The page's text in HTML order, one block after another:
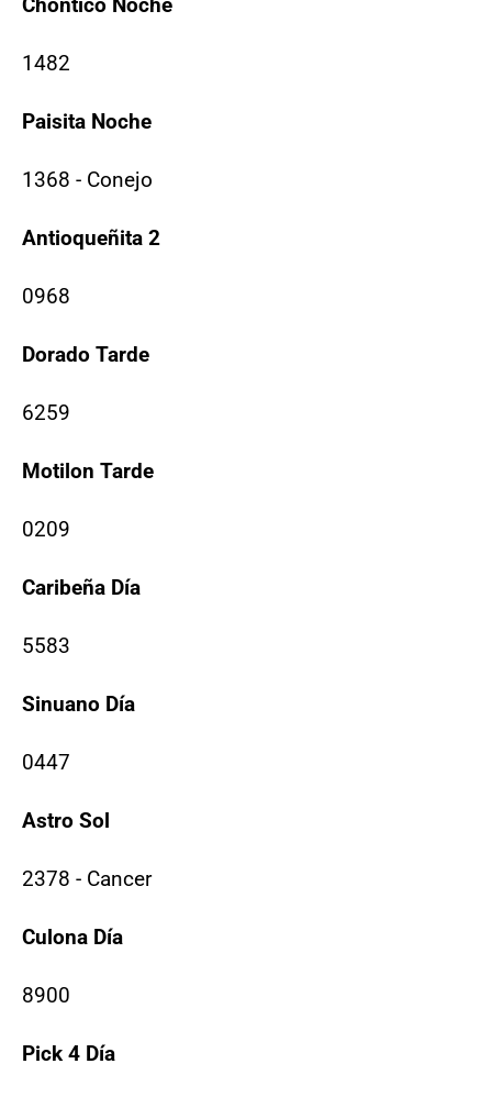
1482
Paisita Noche
1368 - Conejo
Antioqueñita 2
0968
Dorado Tarde
6259
Motilon Tarde
0209
Caribeña Día
5583
Sinuano Día
0447
Astro Sol
2378 - Cancer
Culona Día
8900
Pick 4 Día